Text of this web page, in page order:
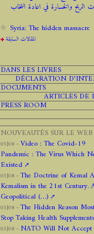
الربح والخسارة في اعادة انتخاب
Syria: The hidden massacre
المقالات السابقة
DANS LES LIVRES
DÉCLARATION
DOCUMENTS
ARTICLES DE
PRESS ROOM
NOUVEAUTÉS SUR LE WEB
05|08 –Video : The Covid-19
Pandemic : The Virus Which
Existed
05|08 –The Doctrine of Kemal
Kemalism in the 21st Century.
Geopolitical (…)
05|08 –The Hidden Reason
Stop Taking Health Supplements
05|08 – NATO Will Not Accept